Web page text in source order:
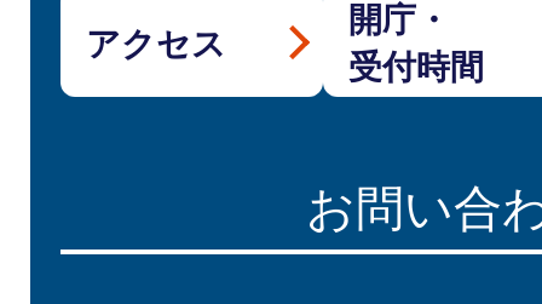
アクセス
開庁・
受付時間
お問い合